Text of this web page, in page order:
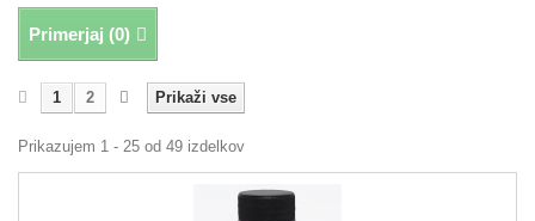
Primerjaj (0)
Prikaži vse
1 2
Prikazujem 1 - 25 od 49 izdelkov